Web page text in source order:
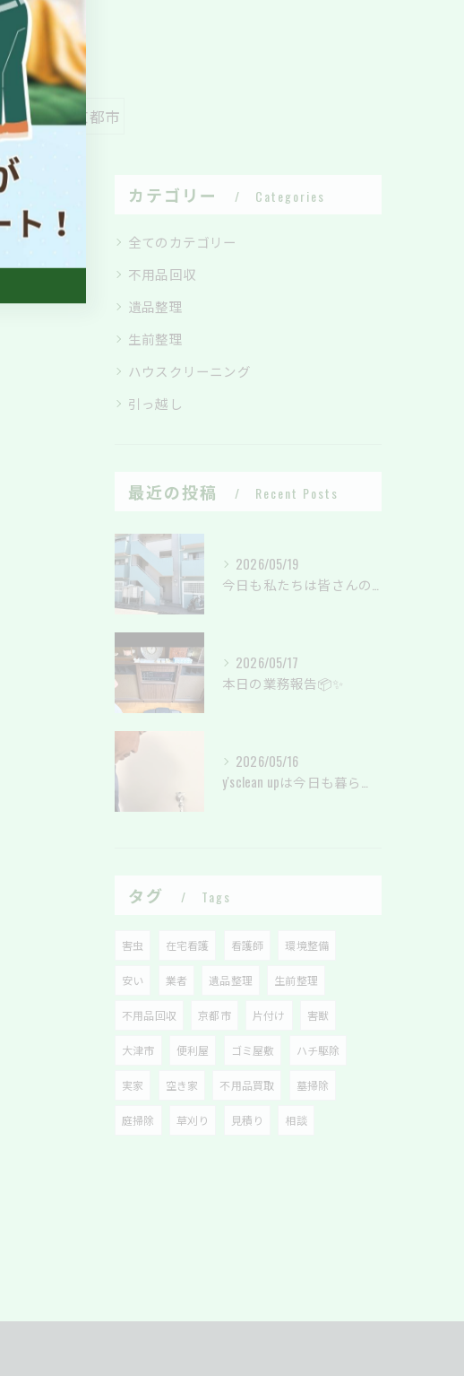
#大津市 #京都市
カテゴリー Categories
全てのカテゴリー
不用品回収
遺品整理
生前整理
ハウスクリーニング
引っ越し
最近の投稿 Recent Posts
2026/05/19
2026/05/17
本日の業務報告📦✨
2026/05/16
タグ Tags
害虫 在宅看護 看護師 環境整備
安い 業者 遺品整理 生前整理
不用品回収 京都市 片付け 害獣
大津市 便利屋 ゴミ屋敷 ハチ駆除
実家 空き家 不用品買取 墓掃除
庭掃除 草刈り 見積り 相談